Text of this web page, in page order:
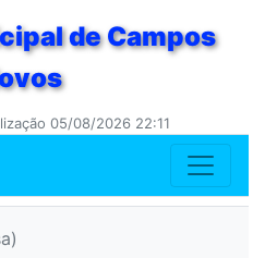
de Campos
05/08/2026 22:11